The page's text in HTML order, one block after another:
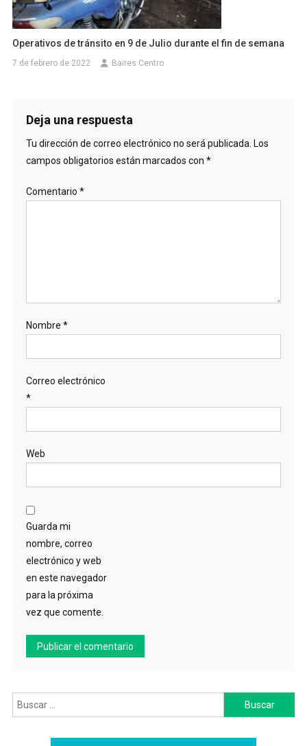
Operativos de tránsito en 9 de Julio durante el fin de semana
7 de febrero de 2022 Baires Centro
Deja una respuesta
Tu dirección de correo electrónico no será publicada. Los
campos obligatorios están marcados con *
Comentario *
Nombre *
Correo electrónico
*
Web
Guarda mi
nombre, correo
electrónico y web
en este navegador
para la próxima
vez que comente.
Buscar: